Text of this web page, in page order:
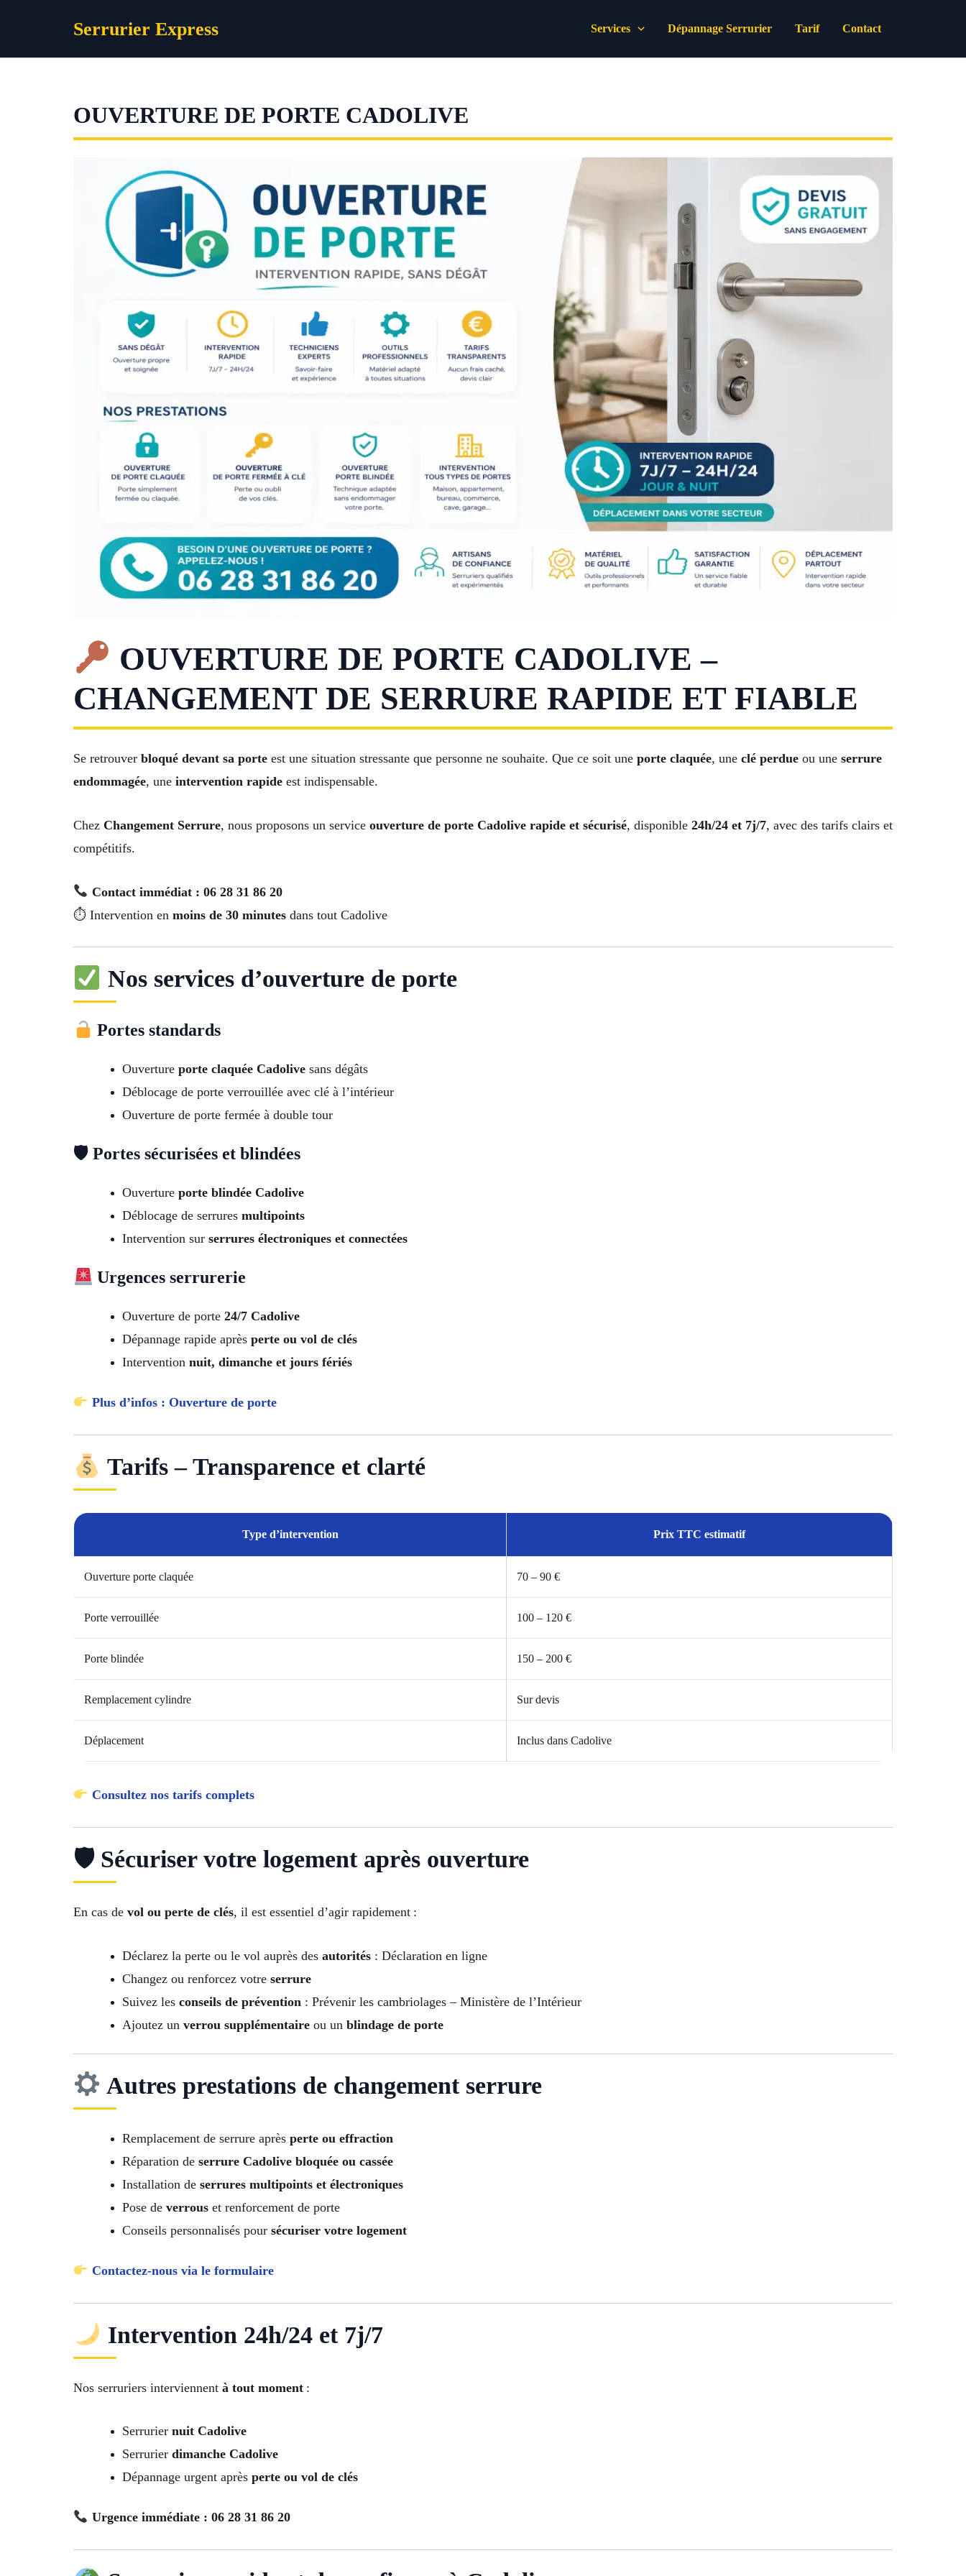
Serrurier Express Services Dépannage Serrurier Tarif Contact
OUVERTURE DE PORTE CADOLIVE
OUVERTURE DE PORTE CADOLIVE –
CHANGEMENT DE SERRURE RAPIDE ET FIABLE
Se retrouver bloqué devant sa porte est une situation stressante que personne ne souhaite. Que ce soit une porte claquée, une clé perdue ou une serrure
endommagée, une intervention rapide est indispensable.
Chez Changement Serrure, nous proposons un service ouverture de porte Cadolive rapide et sécurisé, disponible 24h/24 et 7j/7, avec des tarifs clairs et
compétitifs.
Contact immédiat : 06 28 31 86 20
⏱ Intervention en moins de 30 minutes dans tout Cadolive
Nos services d’ouverture de porte
Portes standards
Ouverture porte claquée Cadolive sans dégâts
Déblocage de porte verrouillée avec clé à l’intérieur
Ouverture de porte fermée à double tour
🛡 Portes sécurisées et blindées
Ouverture porte blindée Cadolive
Déblocage de serrures multipoints
Intervention sur serrures électroniques et connectées
Urgences serrurerie
Ouverture de porte 24/7 Cadolive
Dépannage rapide après perte ou vol de clés
Intervention nuit, dimanche et jours fériés
Plus d’infos : Ouverture de porte
Tarifs – Transparence et clarté
Type d’intervention Prix TTC estimatif
Ouverture porte claquée 70 – 90 €
Porte verrouillée 100 – 120 €
Porte blindée 150 – 200 €
Remplacement cylindre Sur devis
Déplacement Inclus dans Cadolive
Consultez nos tarifs complets
🛡 Sécuriser votre logement après ouverture
En cas de vol ou perte de clés, il est essentiel d’agir rapidement :
Déclarez la perte ou le vol auprès des autorités : Déclaration en ligne
Changez ou renforcez votre serrure
Suivez les conseils de prévention : Prévenir les cambriolages – Ministère de l’Intérieur
Ajoutez un verrou supplémentaire ou un blindage de porte
Autres prestations de changement serrure
Remplacement de serrure après perte ou effraction
Réparation de serrure Cadolive bloquée ou cassée
Installation de serrures multipoints et électroniques
Pose de verrous et renforcement de porte
Conseils personnalisés pour sécuriser votre logement
Contactez-nous via le formulaire
Intervention 24h/24 et 7j/7
Nos serruriers interviennent à tout moment :
Serrurier nuit Cadolive
Serrurier dimanche Cadolive
Dépannage urgent après perte ou vol de clés
Urgence immédiate : 06 28 31 86 20